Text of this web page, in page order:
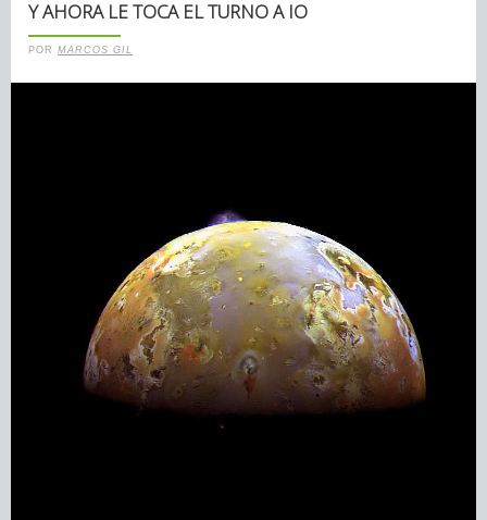
Y AHORA LE TOCA EL TURNO A IO
POR MARCOS GIL